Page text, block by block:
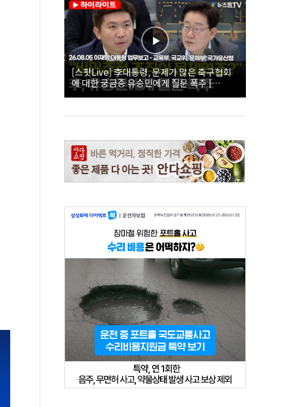
[스팟Live] 李대통령, 문제가 많은 축구협회
에 대한 궁금증 유승민에게 질문 폭주 |
26.08.05 이재명 대통령 업무보고 - 교육부, 국